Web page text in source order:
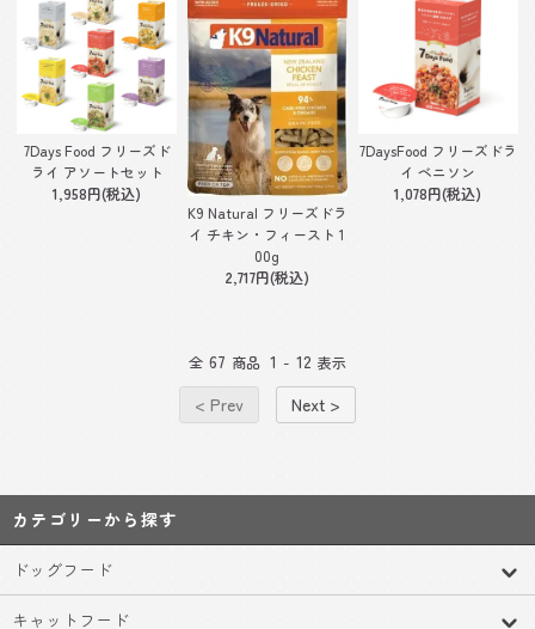
7Days Food フリーズド
ライ アソートセット
1,958円(税込)
K9 Natural フリーズドラ
イ チキン・フィースト 1
00g
2,717円(税込)
7DaysFood フリーズドラ
イ ベニソン
1,078円(税込)
全 67 商品 1 - 12 表示
< Prev Next >
カテゴリーから探す
ドッグフード
キャットフード